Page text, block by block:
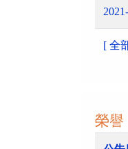
[ 全
榮譽